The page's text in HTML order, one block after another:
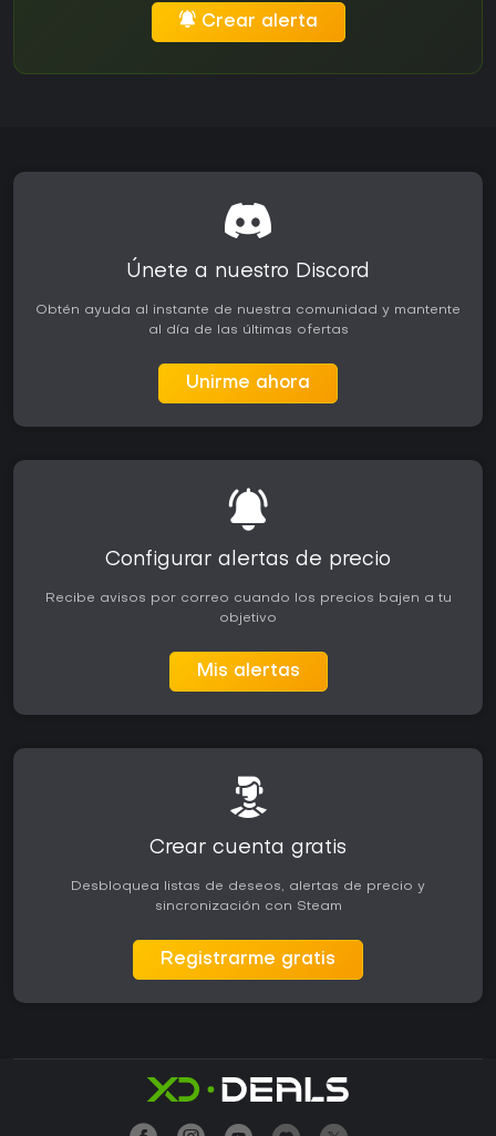
Crear alerta
Únete a nuestro Discord
Obtén ayuda al instante de nuestra comunidad y mantente
al día de las últimas ofertas
Unirme ahora
Configurar alertas de precio
Recibe avisos por correo cuando los precios bajen a tu
objetivo
Mis alertas
Crear cuenta gratis
Desbloquea listas de deseos, alertas de precio y
sincronización con Steam
Registrarme gratis